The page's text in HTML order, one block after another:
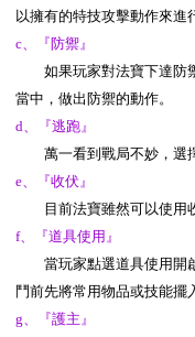
以擁有的特技攻擊動作來進
c、『防禦』
如果玩家對法寶下達防禦
當中，做出防禦的動作。
d、『逃跑』
萬一看到戰局不妙，選
e、『收伏』
目前法寶雖然可以使用
f、『道具使用』
當玩家點選道具使用開啟
鬥前先將常用物品或技能擺
g、『護主』